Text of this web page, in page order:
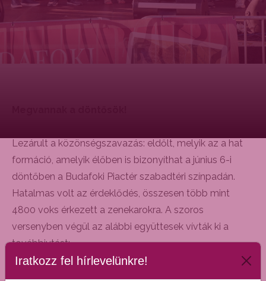
Lezárult a közönségszavazás: eldőlt, melyik az a hat
formáció, amelyik élőben is bizonyíthat a június 6-i
döntőben a Budafoki Piactér szabadtéri színpadán.
Hatalmas volt az érdeklődés, összesen több mint
4800 voks érkezett a zenekarokra. A szoros
versenyben végül az alábbi együttesek vívták ki a
továbbjutást:
A döntőbe jutott zenekarok:
Iratkozz fel hírlevelünkre!